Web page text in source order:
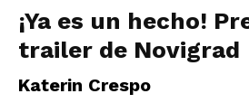
¡Ya es un hecho!
trailer de Novigrad
Katerin Crespo